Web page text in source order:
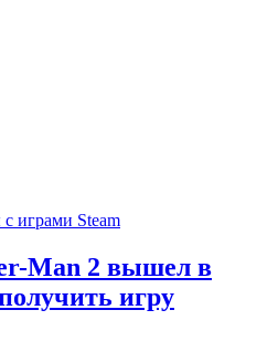
играми Steam
Man 2 вышел в
игру